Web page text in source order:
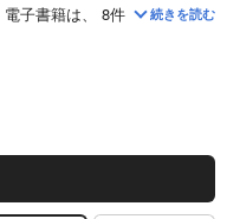
電子書籍は、 8件お取り扱いが
続きを読む